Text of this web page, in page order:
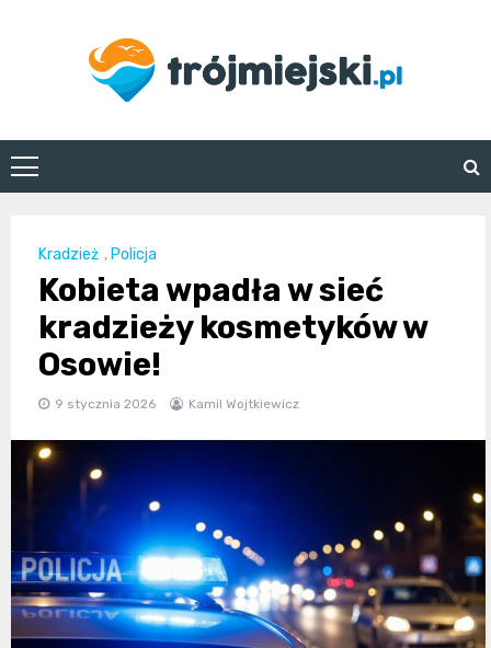
trojmiejski.pl
Kradzież , Policja
Kobieta wpadła w sieć
kradzieży kosmetyków w
Osowie!
9 stycznia 2026 Kamil Wojtkiewicz